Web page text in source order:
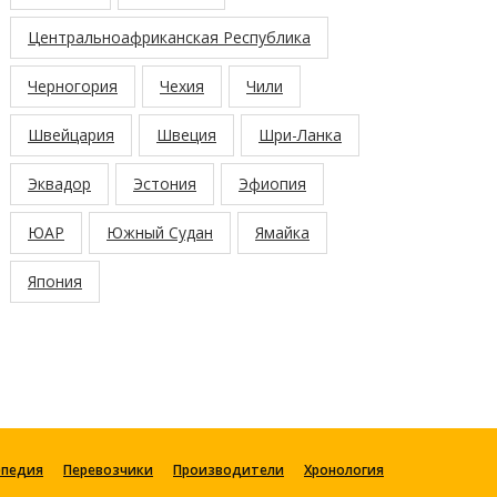
Центральноафриканская Республика
Черногория Чехия Чили
Швейцария Швеция Шри-Ланка
Эквадор Эстония Эфиопия
ЮАР Южный Судан Ямайка
Япония
Перевозчики Производители Хронология